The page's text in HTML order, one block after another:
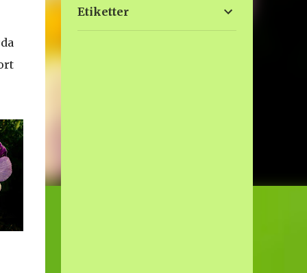
Etiketter